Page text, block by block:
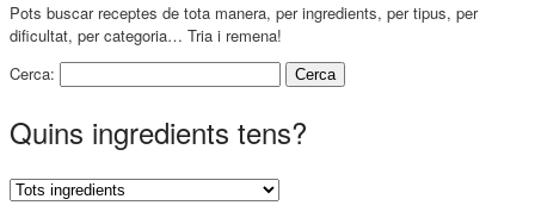
Pots buscar receptes de tota manera, per ingredients, per tipus, per
dificultat, per categoria… Tria i remena!
Cerca:
Quins ingredients tens?